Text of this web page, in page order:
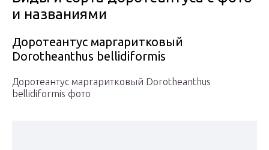
и названиями
Доротеантус маргаритковый
Dorotheanthus bellidiformis
Доротеантус маргаритковый Dorotheanthus
bellidiformis фото